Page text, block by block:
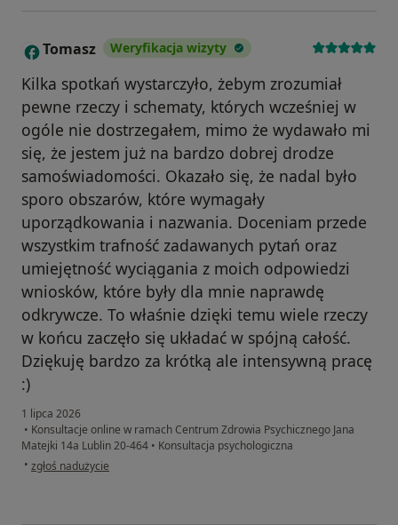
T Tomasz Weryfikacja wizyty
Kilka spotkań wystarczyło, żebym zrozumiał
pewne rzeczy i schematy, których wcześniej w
ogóle nie dostrzegałem, mimo że wydawało mi
się, że jestem już na bardzo dobrej drodze
samoświadomości. Okazało się, że nadal było
sporo obszarów, które wymagały
uporządkowania i nazwania. Doceniam przede
wszystkim trafność zadawanych pytań oraz
umiejętność wyciągania z moich odpowiedzi
wniosków, które były dla mnie naprawdę
odkrywcze. To właśnie dzięki temu wiele rzeczy
w końcu zaczęło się układać w spójną całość.
Dziękuję bardzo za krótką ale intensywną pracę
:)
1 lipca 2026
• Konsultacje online w ramach Centrum Zdrowia Psychicznego Jana
Matejki 14a Lublin 20-464 • Konsultacja psychologiczna
• w opinii użytkownika Tomasz
zgłoś nadużycie